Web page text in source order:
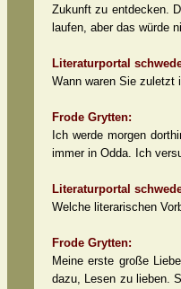
Zukunft zu entdecken.
laufen, aber das würde
Literaturportal
Wann waren Sie zuletzt
Frode Grytten:
Ich werde morgen
immer in Odda. Ich
Literaturportal
Welche literarischen
Frode Grytten:
Meine erste große
dazu, Lesen zu lieben.